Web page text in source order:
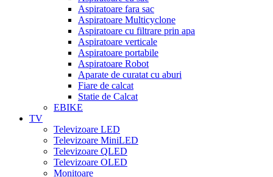
Aspiratoare fara sac
Aspiratoare Multicyclone
Aspiratoare cu filtrare prin apa
Aspiratoare verticale
Aspiratoare portabile
Aspiratoare Robot
Aparate de curatat cu aburi
Fiare de calcat
Statie de Calcat
EBIKE
TV
Televizoare LED
Televizoare MiniLED
Televizoare QLED
Televizoare OLED
Monitoare